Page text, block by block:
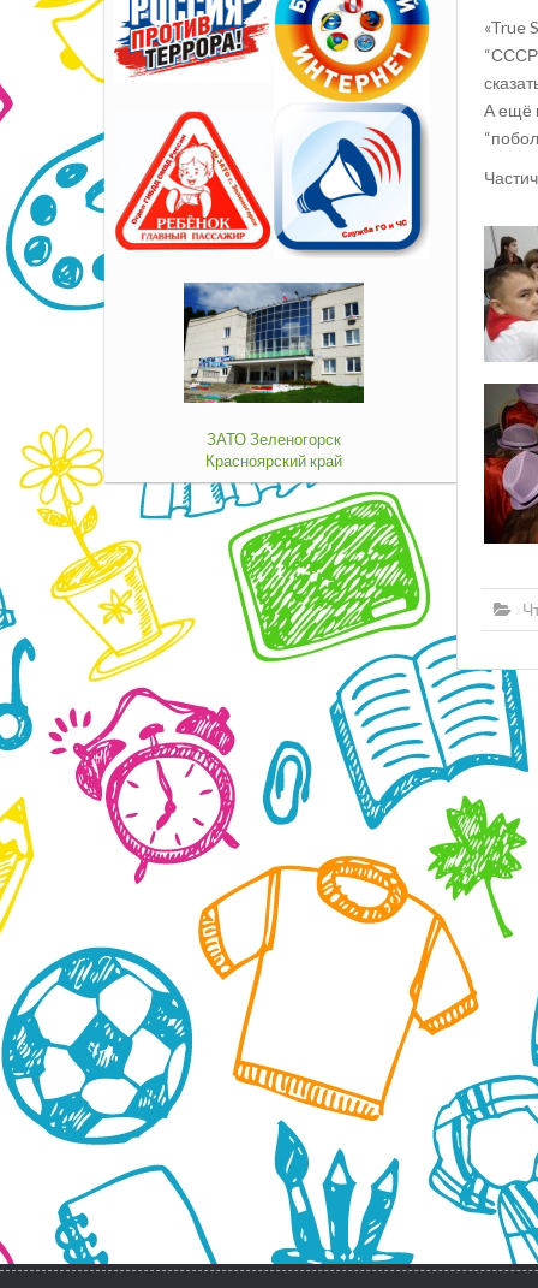
ЗАТО Зеленогорск
Красноярский край
«True
А ещё